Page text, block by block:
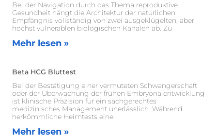
Bei der Navigation durch das Thema reproduktive
Gesundheit hängt die Architektur der natürlichen
Empfängnis vollständig von zwei ausgeklügelten, aber
höchst vulnerablen biologischen Kanälen ab. Zu
Mehr lesen »
Beta HCG Bluttest
Bei der Bestätigung einer vermuteten Schwangerschaft
oder der Überwachung der frühen Embryonalentwicklung
ist klinische Präzision für ein sachgerechtes
medizinisches Management unerlässlich. Während
herkömmliche Heimtests eine
Mehr lesen »